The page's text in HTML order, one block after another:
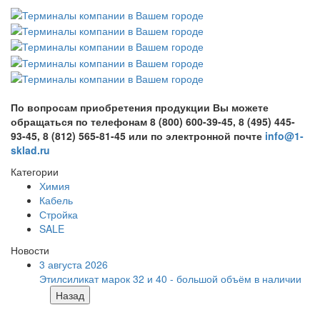
По вопросам приобретения продукции Вы можете
обращаться по телефонам 8 (800) 600-39-45, 8 (495) 445-
93-45, 8 (812) 565-81-45 или по электронной почте info@1-
sklad.ru
Категории
Химия
Кабель
Стройка
SALE
Новости
3 августа 2026
Этилсиликат марок 32 и 40 - большой объём в наличии
Назад